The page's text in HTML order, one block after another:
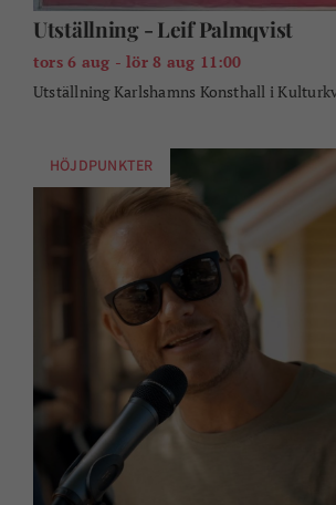
Utställning - Leif Palmqvist
tors 6 aug - lör 8 aug 11:00
Utställning Karlshamns Konsthall i
HÖJDPUNKTER